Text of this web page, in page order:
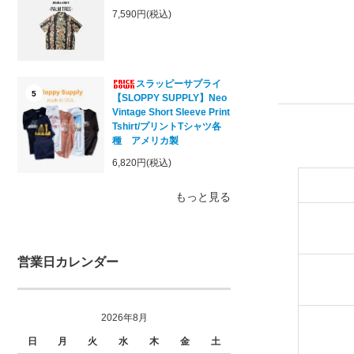
7,590円(税込)
5
スラッピーサプライ
【SLOPPY SUPPLY】Neo
Vintage Short Sleeve Print
Tshirt/プリントTシャツ各
種 アメリカ製
6,820円(税込)
もっと見る
営業日カレンダー
2026年8月
日 月 火 水 木 金 土